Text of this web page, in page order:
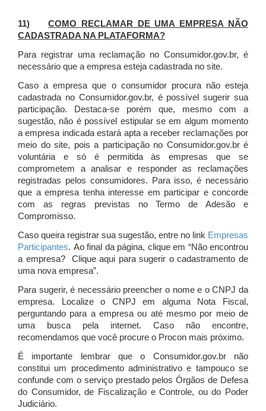
11)COMO RECLAMAR DE UMA EMPRESA NÃO
CADASTRADA NA PLATAFORMA?
Para registrar uma reclamação no Consumidor.gov.br, é
necessário que a empresa esteja cadastrada no site.
Caso a empresa que o consumidor procura não esteja
cadastrada no Consumidor.gov.br, é possível sugerir sua
participação. Destaca-se porém que, mesmo com a
sugestão, não é possível estipular se em algum momento
a empresa indicada estará apta a receber reclamações por
meio do site, pois a participação no Consumidor.gov.br é
voluntária e só é permitida às empresas que se
comprometem a analisar e responder as reclamações
registradas pelos consumidores. Para isso, é necessário
que a empresa tenha interesse em participar e concorde
com as regras previstas no Termo de Adesão e
Compromisso.
Caso queira registrar sua sugestão, entre no link Empresas
Participantes. Ao final da página, clique em “Não encontrou
a empresa? Clique aqui para sugerir o cadastramento de
uma nova empresa”.
Para sugerir, é necessário preencher o nome e o CNPJ da
empresa. Localize o CNPJ em alguma Nota Fiscal,
perguntando para a empresa ou até mesmo por meio de
uma busca pela internet. Caso não encontre,
recomendamos que você procure o Procon mais próximo.
É importante lembrar que o Consumidor.gov.br não
constitui um procedimento administrativo e tampouco se
confunde com o serviço prestado pelos Órgãos de Defesa
do Consumidor, de Fiscalização e Controle, ou do Poder
Judiciário.